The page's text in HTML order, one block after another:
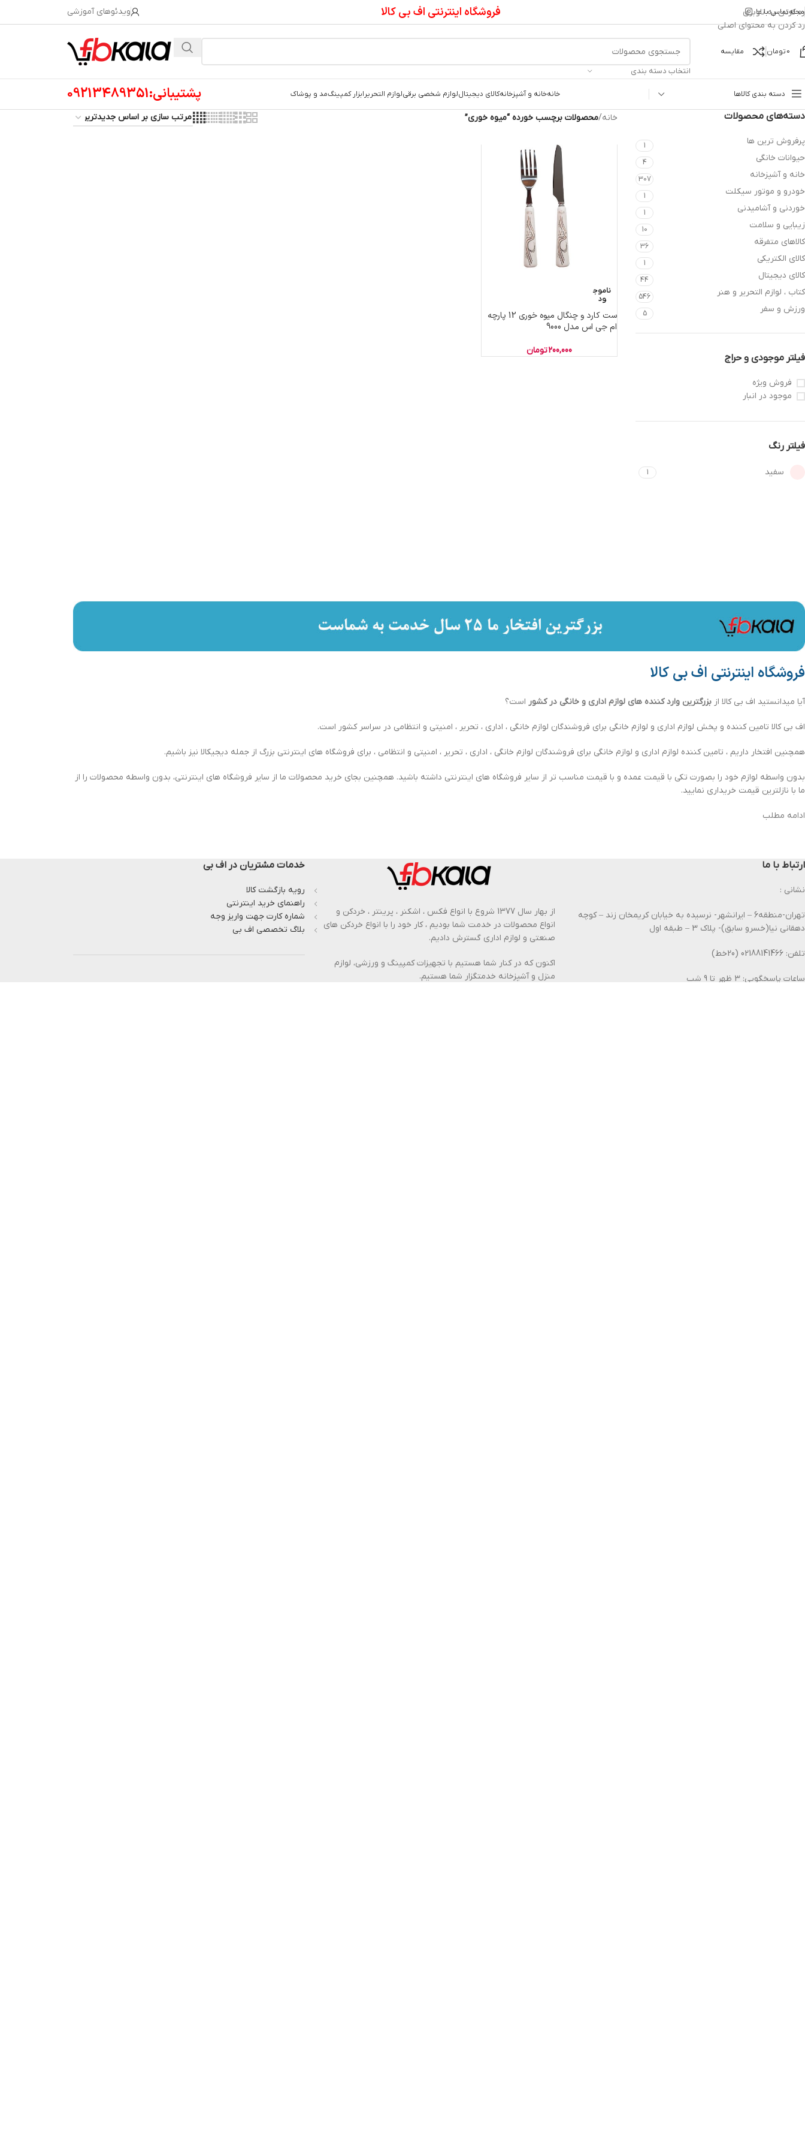
رد کردن به ناوبری
رد کردن به محتوای اصلی
مجلهتماس با ما فروشگاه اینترنتی اف بی کالا ویدئوهای آموزشی
0تومان مقایسه
انتخاب دسته بندی
دسته بندی کالاها خانهخانه و آشپزخانهکالای دیجیتاللوازم شخصی برقیلوازم التحریر ابزار کمپینگمد و پوشاک پشتیبانی:09213489351
دسته‌های محصولات
پرفروش ترین ها 1
حیوانات خانگی 4
خانه و آشپزخانه 307
خودرو و موتور سیکلت 1
خوردنی و آشامیدنی 1
زیبایی و سلامت 10
کالاهای متفرقه 36
کالای الکتریکی 1
کالای دیجیتال 44
کتاب ، لوازم التحریر و هنر 546
ورزش و سفر 5
فیلتر موجودی و حراج
فروش ویژه
موجود در انبار
فیلتر رنگ
سفید 1
خانه/محصولات برچسب خورده “میوه خوری”
ناموج
ود
ست کارد و چنگال میوه خوری 12 پارچه
ام جی اس مدل 9000
200,000تومان
فروشگاه اینترنتی اف بی کالا
آیا میدانستید اف بی کالا از بزرگترین وارد کننده های لوازم اداری و خانگی در کشور است؟
اف بی کالا تامین کننده و پخش لوازم اداری و لوازم خانگی برای فروشندگان لوازم خانگی ، اداری ، تحریر ، امنیتی و انتظامی در سراسر کشور است.
همچنین افتخار داریم ، تامین کننده لوازم اداری و لوازم خانگی برای فروشندگان لوازم خانگی ، اداری ، تحریر ، امنیتی و انتظامی ، برای فروشگاه های اینترنتی بزرگ از جمله دیجیکالا نیز باشیم.
بدون واسطه لوازم خود را بصورت تکی با قیمت عمده و با قیمت مناسب تر از سایر فروشگاه های اینترنتی داشته باشید. همچنین بجای خرید محصولات ما از سایر فروشگاه های اینترنتی، بدون واسطه محصولات را از
ما با نازلترین قیمت خریداری نمایید.
ادامه مطلب
ارتباط با ما
نشانی :
تهران-منطقه6 – ایرانشهر- نرسیده به خیابان کریمخان زند – کوچه
دهقانی نیا(خسرو سابق)- پلاک 3 – طبقه اول
تلفن: 02188141466 (20خط)
ساعات پاسخگویی: 3 ظهر تا 9 شب
از بهار سال 1377 شروع با انواع فکس ، اشکنر ، پرینتر ، خردکن و
انواع محصولات در خدمت شما بودیم ، کار خود را با انواع خردکن های
صنعتی و لوازم اداری گسترش دادیم.
اکنون که در کنار شما هستیم با تجهیزات کمپینگ و ورزشی، لوازم
منزل و آشپزخانه خدمتگزار شما هستیم.
خدمات مشتریان در اف بی
رویه بازگشت کالا
راهنمای خرید اینترنتی
شماره کارت جهت واریز وجه
بلاگ تخصصی اف بی